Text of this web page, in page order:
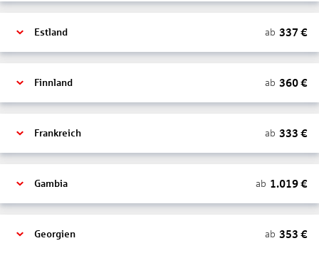
Estland ab 337 €
Finnland ab 360€
Frankreich ab 333 €
Gambia ab 1.019€
Georgien ab 353 €